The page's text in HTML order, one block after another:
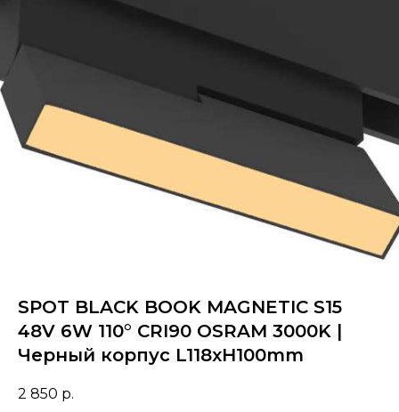
SPOT BLACK BOOK MAGNETIC S15
48V 6W 110° CRI90 OSRAM 3000K |
Черный корпус L118хH100mm
2 850 р.